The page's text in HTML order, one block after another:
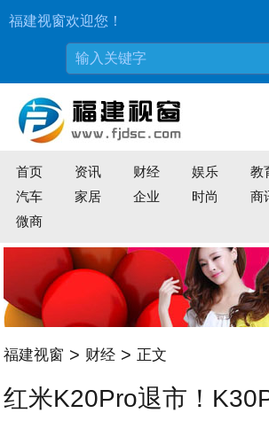
福建视窗欢迎您！
首页 资讯 财经 娱乐 教
汽车
家居 企业 时尚 商
微商
福建视窗 > 财经 > 正文
红米K20Pro退市！